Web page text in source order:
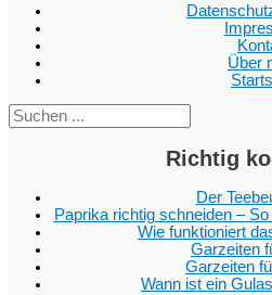
Über
Richtig
Der
Paprika richtig schneiden –
Wie funktioniert
Garzeiten
Garzeiten
Wann ist ein